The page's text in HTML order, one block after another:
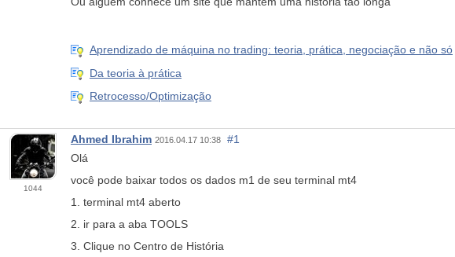
Aprendizado de máquina no trading: teoria, prática, negociação e não só
Da teoria à prática
Retrocesso/Optimização
1044
Ahmed Ibrahim 2016.04.17 10:38
#1
Olá
você pode baixar todos os dados m1 de seu terminal mt4
1. terminal mt4 aberto
2. ir para a aba TOOLS
3. Clique no Centro de História